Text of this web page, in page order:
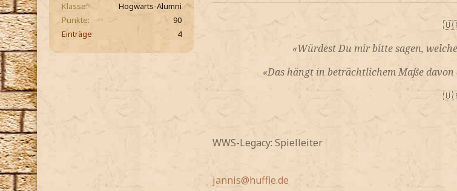
Klasse
Hogwarts-Alumni
Punkte
90
Einträge
4
«Würdest Du mir bitte sagen,
«Das hängt in beträchtlichem Maße
WWS-Legacy: Spielleiter
jannis@huffle.de